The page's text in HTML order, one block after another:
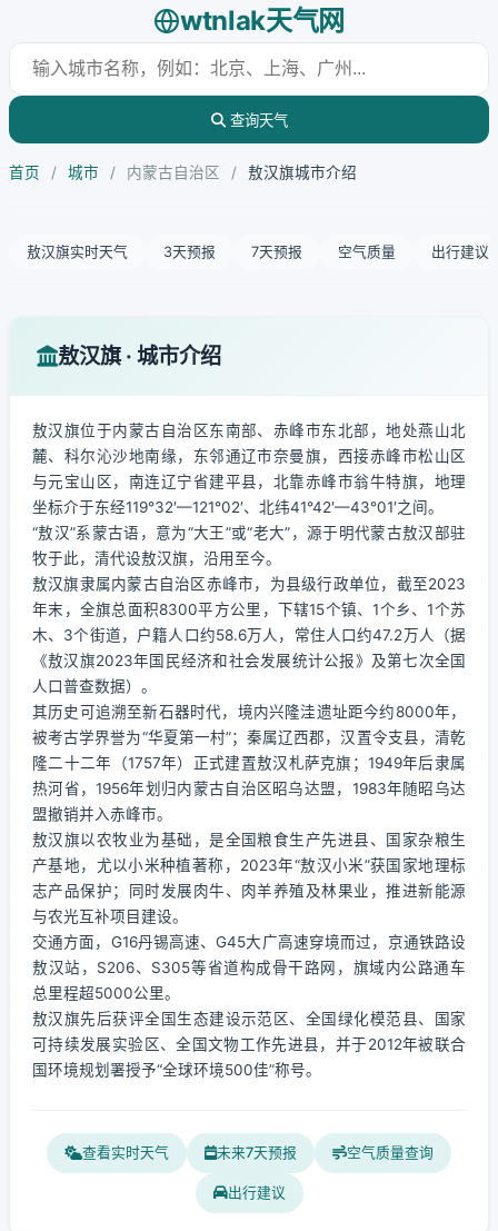
wtnlak天气网
查询天气
首页 / 城市 / 内蒙古自治区 / 敖汉旗城市介绍
敖汉旗实时天气 3天预报 7天预报 空气质量 出行建议
敖汉旗 · 城市介绍
敖汉旗位于内蒙古自治区东南部、赤峰市东北部，地处燕山北
麓、科尔沁沙地南缘，东邻通辽市奈曼旗，西接赤峰市松山区
与元宝山区，南连辽宁省建平县，北靠赤峰市翁牛特旗，地理
坐标介于东经119°32′—121°02′、北纬41°42′—43°01′之间。
“敖汉”系蒙古语，意为“大王”或“老大”，源于明代蒙古敖汉部驻
牧于此，清代设敖汉旗，沿用至今。
敖汉旗隶属内蒙古自治区赤峰市，为县级行政单位，截至2023
年末，全旗总面积8300平方公里，下辖15个镇、1个乡、1个苏
木、3个街道，户籍人口约58.6万人，常住人口约47.2万人（据
《敖汉旗2023年国民经济和社会发展统计公报》及第七次全国
人口普查数据）。
其历史可追溯至新石器时代，境内兴隆洼遗址距今约8000年，
被考古学界誉为“华夏第一村”；秦属辽西郡，汉置令支县，清乾
隆二十二年（1757年）正式建置敖汉札萨克旗；1949年后隶属
热河省，1956年划归内蒙古自治区昭乌达盟，1983年随昭乌达
盟撤销并入赤峰市。
敖汉旗以农牧业为基础，是全国粮食生产先进县、国家杂粮生
产基地，尤以小米种植著称，2023年“敖汉小米”获国家地理标
志产品保护；同时发展肉牛、肉羊养殖及林果业，推进新能源
与农光互补项目建设。
交通方面，G16丹锡高速、G45大广高速穿境而过，京通铁路设
敖汉站，S206、S305等省道构成骨干路网，旗域内公路通车
总里程超5000公里。
敖汉旗先后获评全国生态建设示范区、全国绿化模范县、国家
可持续发展实验区、全国文物工作先进县，并于2012年被联合
国环境规划署授予“全球环境500佳”称号。
查看实时天气 未来7天预报 空气质量查询
出行建议